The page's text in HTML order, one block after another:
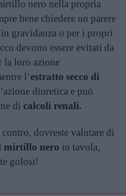
nero nella propria
bene chiedere un parere
gravidanza o per i propri
devono essere evitati da
la loro azione
l’estratto secco di
diuretica e può
di calcoli renali.
dovreste valutare di
mirtillo nero in tavola,
golosi!